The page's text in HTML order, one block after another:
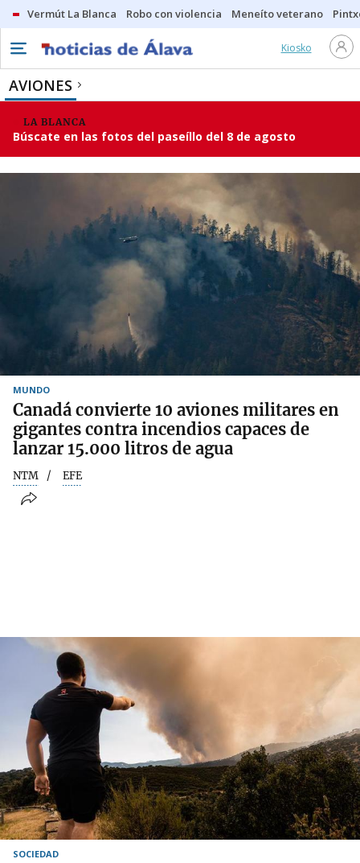
Vermút La Blanca Robo con violencia Meneíto veterano
Kiosko
AVIONES
LA BLANCA
Búscate en las fotos del paseíllo del 8 de agosto
MUNDO
Canadá convierte 10 aviones militares en
gigantes contra incendios capaces de
lanzar 15.000 litros de agua
NTM EFE
SOCIEDAD